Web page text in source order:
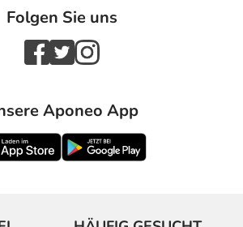
Folgen Sie uns
Aponeo App